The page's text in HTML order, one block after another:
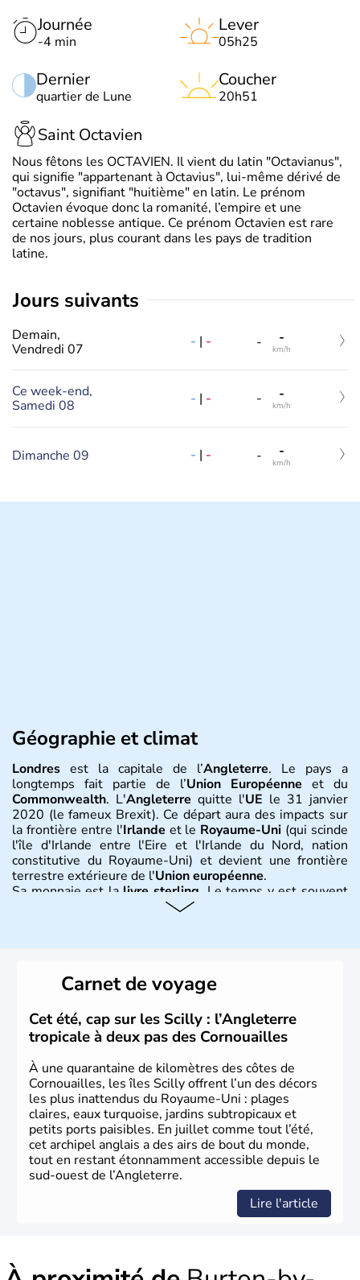
Journée
-4 min
Dernier
quartier de Lune
Lever
05h25
Coucher
20h51
Saint Octavien
Nous fêtons les OCTAVIEN. Il vient du latin "Octavianus",
qui signifie "appartenant à Octavius", lui-même dérivé de
"octavus", signifiant "huitième" en latin. Le prénom
Octavien évoque donc la romanité, l’empire et une
certaine noblesse antique. Ce prénom Octavien est rare
de nos jours, plus courant dans les pays de tradition
latine.
jours suivants
Demain,
Vendredi 07
- | - - -
km/h
Ce week-end,
Samedi 08
- | - - -
km/h
Dimanche 09 - | - - -
km/h
Géographie et climat
Londres est la capitale de l’Angleterre. Le pays a
longtemps fait partie de l’Union Européenne et du
Commonwealth. L'Angleterre quitte l'UE le 31 janvier
2020 (le fameux Brexit). Ce départ aura des impacts sur
la frontière entre l'Irlande et le Royaume-Uni (qui scinde
l'île d'Irlande entre l'Eire et l'Irlande du Nord, nation
constitutive du Royaume-Uni) et devient une frontière
terrestre extérieure de l'Union européenne.
Sa monnaie est lalivre sterling . Le temps y est souvent
instable avec de nombreuses précipitations : il s’agit d’un
Histoire et administration
L'Angleterre est l’une des quatre nations constitutives du
Royaume-Uni. Elle est peuplée de plus de 50 millions
d’habitants, les Anglais, et constitue à elle seule, près de
84% de la population de l’ensemble. Le pays s’est créé au
Xème siècle et tient son nom desAngles
germanique installé sur ces terres. Première démocratie
parlementaire au monde, elle doit son développement à
l’essor industriel du XIXème siècle.
Carnet de voyage
Cet été, cap sur les Scilly : l’Angleterre
tropicale à deux pas des Cornouailles
À une quarantaine de kilomètres des côtes de
Cornouailles, les îles Scilly offrent l’un des décors
les plus inattendus du Royaume-Uni : plages
claires, eaux turquoise, jardins subtropicaux et
petits ports paisibles. En juillet comme tout l’été,
cet archipel anglais a des airs de bout du monde,
tout en restant étonnamment accessible depuis le
sud-ouest de l’Angleterre.
Lire l'article